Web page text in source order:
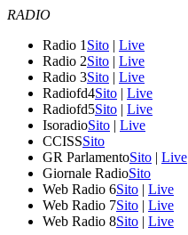
RADIO
Radio 1 Sito | Live
Radio 2Sito | Live
Radio 3Sito | Live
Radiofd4Sito | Live
Radiofd5Sito | Live
IsoradioSito | Live
CCISSSito
GR ParlamentoSito | Live
Giornale RadioSito
Web Radio 6Sito | Live
Web Radio 7Sito | Live
Web Radio 8Sito | Live